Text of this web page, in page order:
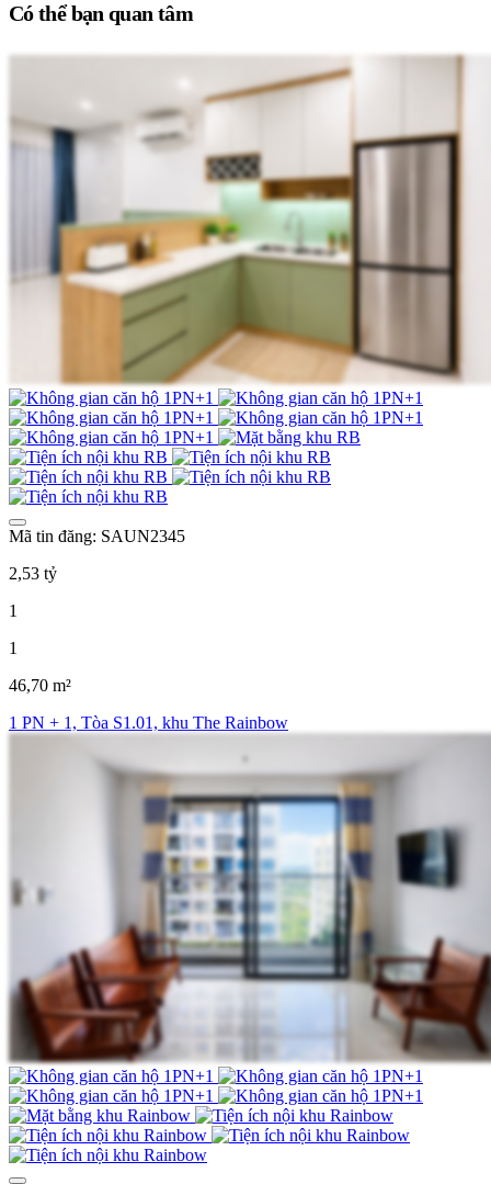
Có thể bạn quan tâm
Mã tin đăng: SAUN2345
2,53 tỷ
1
1
46,70 m²
1 PN + 1, Tòa S1.01, khu The Rainbow